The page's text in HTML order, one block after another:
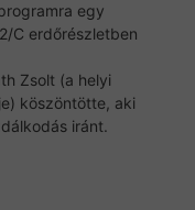
egy
C erdőrészletben
Zsolt (a helyi
köszöntötte, aki
iránt.